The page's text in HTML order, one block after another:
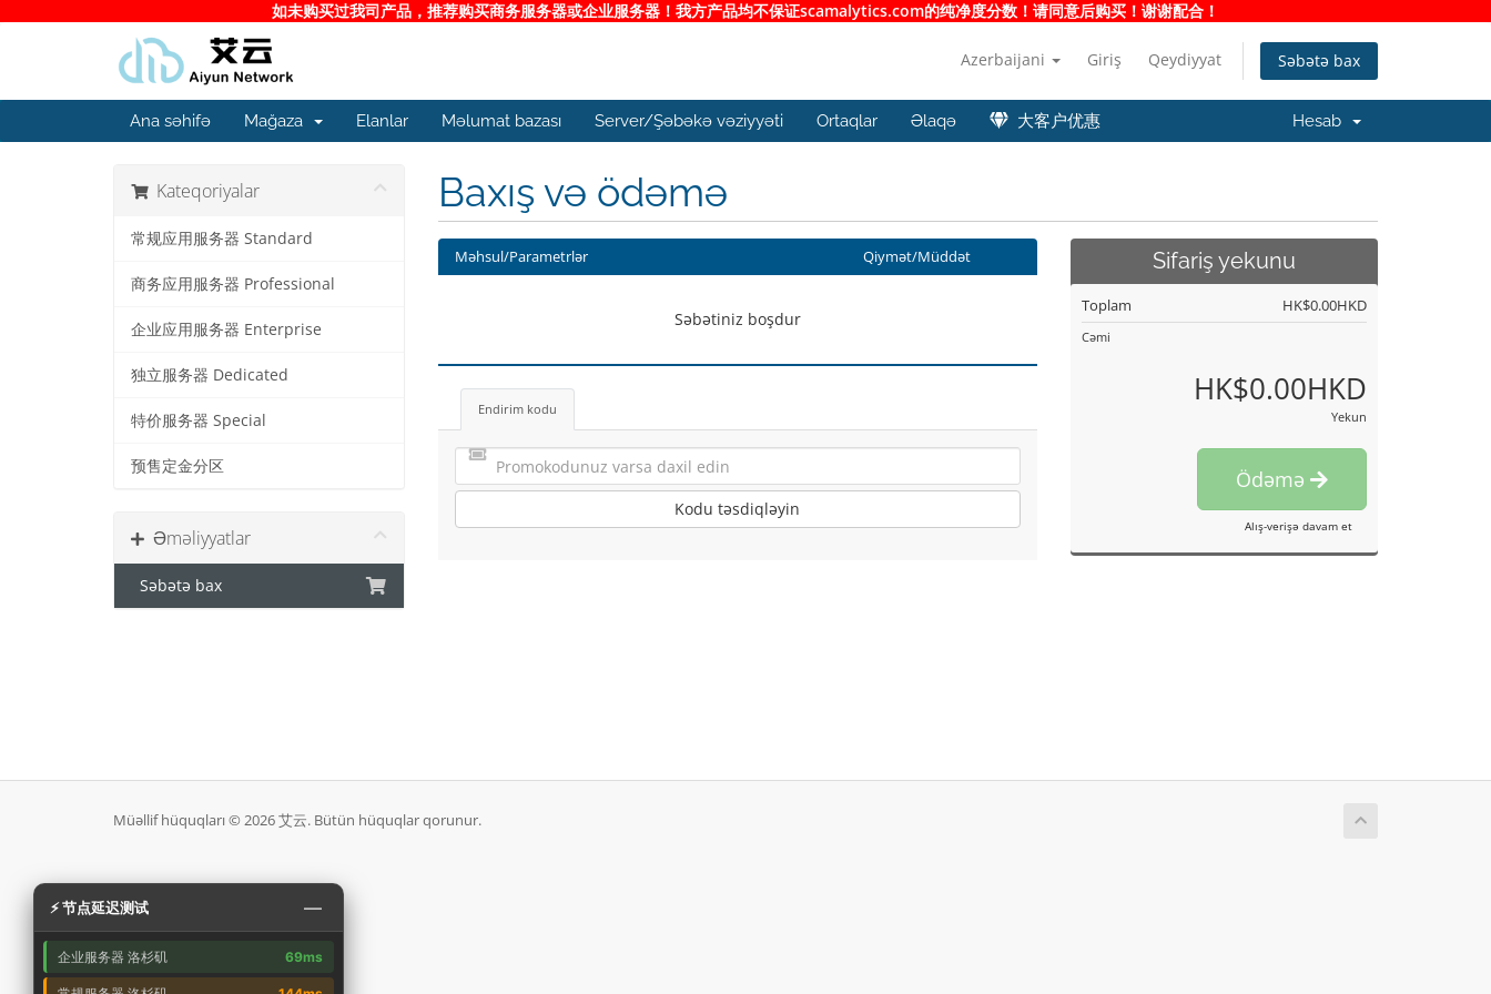
如未购买过我司产品，推荐购买商务服务器或企业服务器！我方产品均不保证scamalytics.com的纯净度分数！请同意后购买！谢谢配合！
Azerbaijani Giriş Qeydiyyat Səbətə bax
Ana səhifə Mağaza Elanlar Məlumat bazası Server/Şəbəkə vəziyyəti Ortaqlar Əlaqə 大客户优惠 Hesab
Kateqoriyalar
常规应用服务器 Standard
商务应用服务器 Professional
企业应用服务器 Enterprise
独立服务器 Dedicated
特价服务器 Special
预售定金分区
Əməliyyatlar
Səbətə bax
Baxış və ödəmə
Məhsul/Parametrlər Qiymət/Müddət
Səbətiniz boşdur
Endirim kodu
Kodu təsdiqləyin
Sifariş yekunu
Toplam HK$0.00HKD
Cəmi
HK$0.00HKD
Yekun
Ödəmə
Alış-verişə davam et
Müəllif hüquqları © 2026 艾云. Bütün hüquqlar qorunur.
⚡ 节点延迟测试 —
企业服务器 洛杉矶 69ms